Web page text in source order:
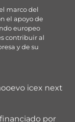
marco del
el apoyo de
europeo
contribuir al
y de su